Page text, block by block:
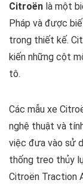
Citroën là một
Pháp và được
trong thiết kế.
kiến những cột
tô.
Các mẫu xe
nghệ thuật và
việc đưa vào sử
thống treo thủy
Citroën Traction